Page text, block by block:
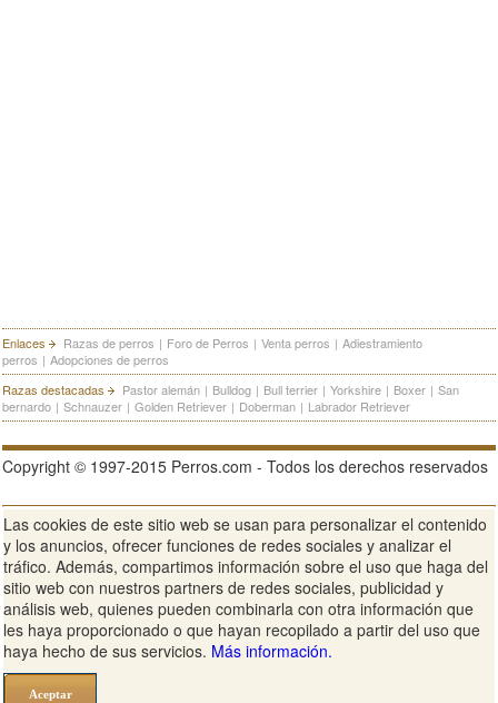
Enlaces Razas de perros | Foro de Perros | Venta perros | Adiestramiento
perros | Adopciones de perros
Razas destacadas
Pastor alemán | Bulldog | Bull terrier | Yorkshire | Boxer | San
bernardo | Schnauzer | Golden Retriever | Doberman | Labrador Retriever
Copyright © 1997-2015 Perros.com - Todos los derechos reservados
Publicidad en Perros.com | Contacte | Aviso Legal Política de
privacidad | Condiciones de uso
Ver sitio web completo
Las cookies de este sitio web se usan para personalizar el contenido
y los anuncios, ofrecer funciones de redes sociales y analizar el
tráfico. Además, compartimos información sobre el uso que haga del
sitio web con nuestros partners de redes sociales, publicidad y
análisis web, quienes pueden combinarla con otra información que
les haya proporcionado o que hayan recopilado a partir del uso que
haya hecho de sus servicios. Más información.